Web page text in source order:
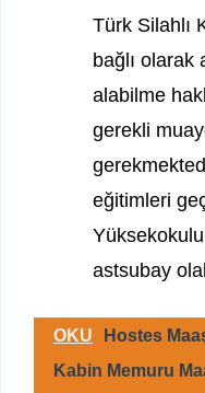
Türk Silahlı
bağlı olarak
alabilme
gerekli
eğitimleri
astsubay
OKU
Hostes
Kabin Memuru